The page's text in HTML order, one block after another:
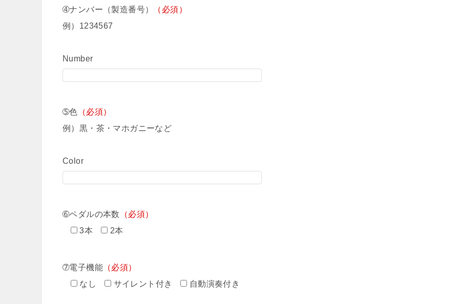
➃ナンバー（製造番号）
（必須）
例）1234567
Number
➄色 （必須）
例）黒・茶・マホガニーなど
Color
➅ペダルの本数
（必須）
3本
2本
➆電子機能 （必須）
なし
サイレント付き 自動演奏付き